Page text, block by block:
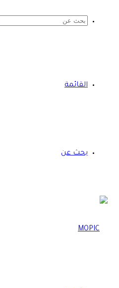
القائمة
بحث عن